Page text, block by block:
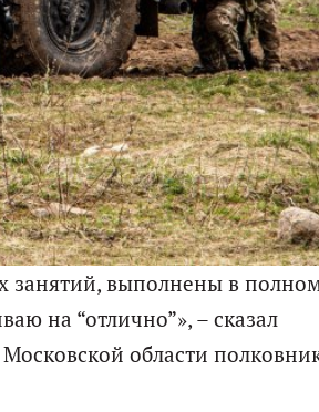
занятий, выполнены в
на “отлично”», – сказал
области